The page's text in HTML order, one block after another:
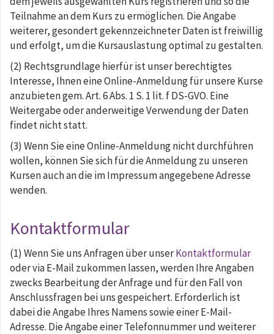
Teilnahme an dem Kurs zu ermöglichen. Die Angabe
weiterer, gesondert gekennzeichneter Daten ist freiwillig
und erfolgt, um die Kursauslastung optimal zu gestalten.
(2) Rechtsgrundlage hierfür ist unser berechtigtes
Interesse, Ihnen eine Online-Anmeldung für unsere Kurse
anzubieten gem. Art. 6 Abs. 1 S. 1 lit. f DS-GVO. Eine
Weitergabe oder anderweitige Verwendung der Daten
findet nicht statt.
(3) Wenn Sie eine Online-Anmeldung nicht durchführen
wollen, können Sie sich für die Anmeldung zu unseren
Kursen auch an die im Impressum angegebene Adresse
wenden.
Kontaktformular
(1) Wenn Sie uns Anfragen über unserKontaktformular
oder via E-Mail zukommen lassen, werden Ihre Angaben
zwecks Bearbeitung der Anfrage und für den Fall von
Anschlussfragen bei uns gespeichert. Erforderlich ist
dabei die Angabe Ihres Namens sowie einer E-Mail-
Adresse. Die Angabe einer Telefonnummer und weiterer